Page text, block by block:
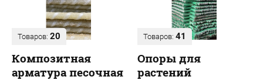
Товаров: 20
Композитная
арматура песочная
Товаров: 41
Опоры для
растений